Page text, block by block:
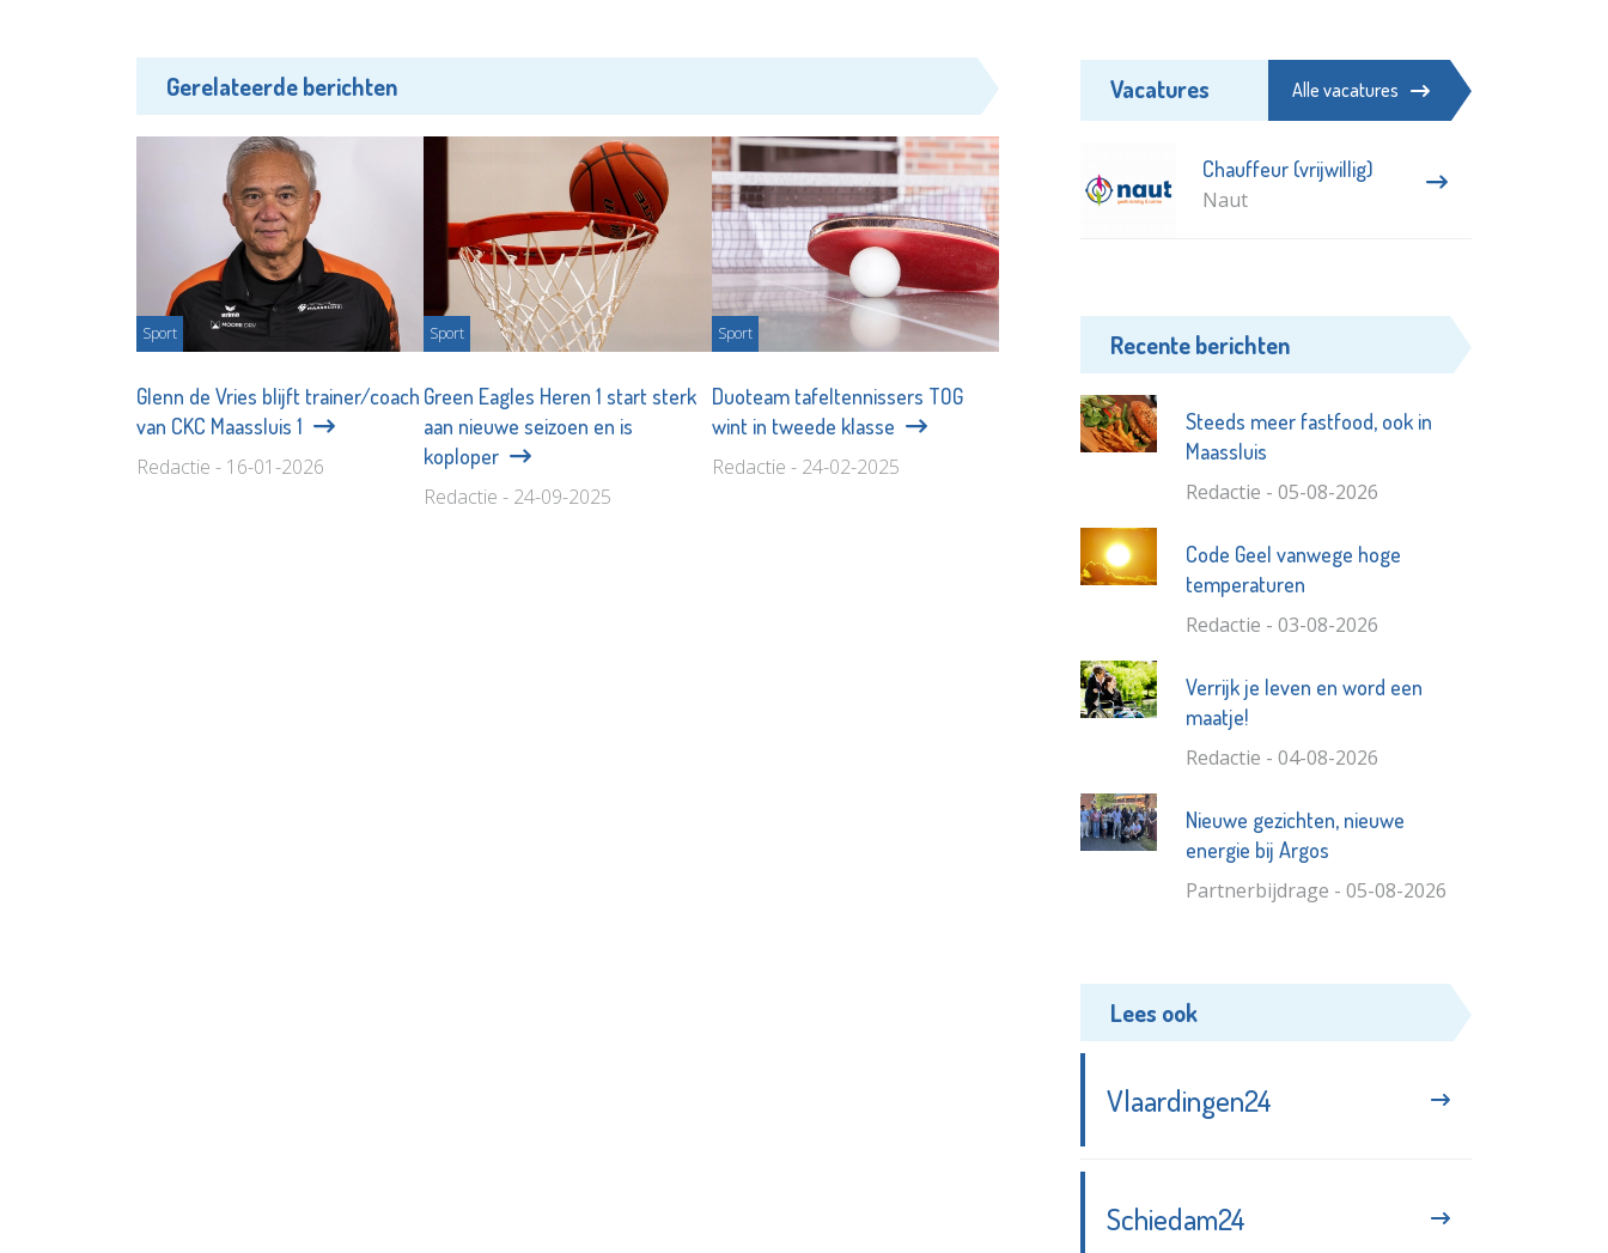
Gerelateerde berichten
Sport
Glenn de Vries blijft trainer/coach
van CKC Maassluis 1
Redactie - 16-01-2026
Sport
Green Eagles Heren 1 start sterk
aan nieuwe seizoen en is
koploper
Redactie - 24-09-2025
Sport
Duoteam tafeltennissers TOG
wint in tweede klasse
Redactie - 24-02-2025
Vacatures Alle vacatures
Chauffeur (vrijwillig)
Naut
Recente berichten
Steeds meer fastfood, ook in
Maassluis
Redactie - 05-08-2026
Code Geel vanwege hoge
temperaturen
Redactie - 03-08-2026
Verrijk je leven en word een
maatje!
Redactie - 04-08-2026
Nieuwe gezichten, nieuwe
energie bij Argos
Partnerbijdrage - 05-08-2026
Lees ook
Vlaardingen24
Schiedam24